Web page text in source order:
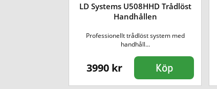
LD Systems U508HHD Trådlöst
Handhållen
Professionellt trådlöst system med
handhåll...
3990 kr Köp